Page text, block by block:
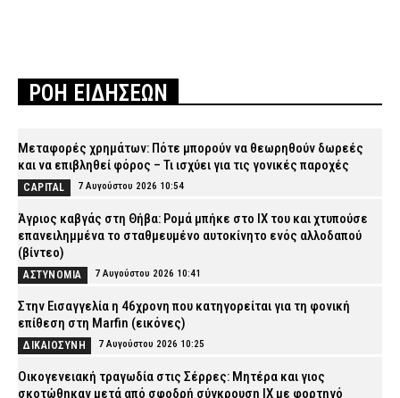
ΡΟΗ ΕΙΔΗΣΕΩΝ
Μεταφορές χρημάτων: Πότε μπορούν να θεωρηθούν δωρεές
και να επιβληθεί φόρος – Τι ισχύει για τις γονικές παροχές
CAPITAL 7 Αυγούστου 2026 10:54
Άγριος καβγάς στη Θήβα: Ρομά μπήκε στο ΙΧ του και χτυπούσε
επανειλημμένα το σταθμευμένο αυτοκίνητο ενός αλλοδαπού
(βίντεο)
ΑΣΤΥΝΟΜΙΑ 7 Αυγούστου 2026 10:41
Στην Εισαγγελία η 46χρονη που κατηγορείται για τη φονική
επίθεση στη Marfin (εικόνες)
ΔΙΚΑΙΟΣΥΝΗ 7 Αυγούστου 2026 10:25
Οικογενειακή τραγωδία στις Σέρρες: Μητέρα και γιος
σκοτώθηκαν μετά από σφοδρή σύγκρουση ΙΧ με φορτηγό